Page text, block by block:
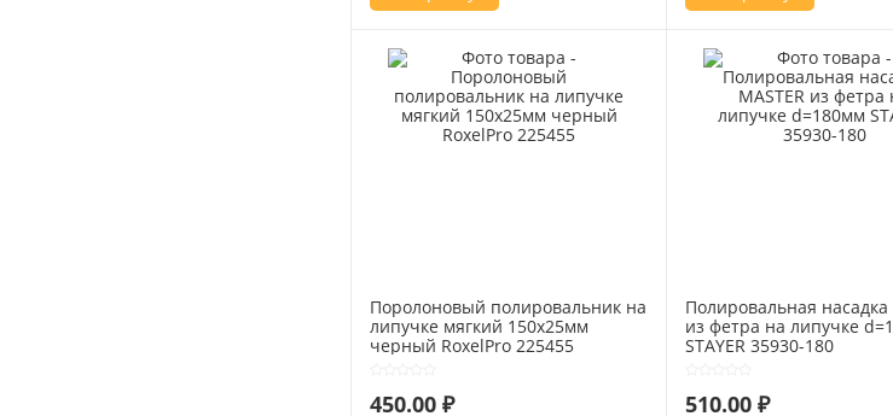
Поролоновый полировальник на
липучке мягкий 150х25мм
черный RoxelPro 225455
450.00 ₽
Полировальная насадка
из фетра на липучке
STAYER 35930-180
510.00 ₽